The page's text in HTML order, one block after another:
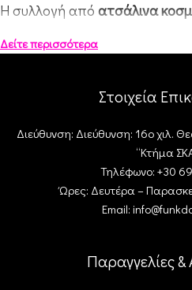
Η συλλογή από ατσάλινα
χωρίς περιορισμούς. Το
και παραμένει εντυπωσιακό,
κομμάτια μας γίνονται το
στιλάτο στοιχείο της
Ατσάλινα Σκουλαρίκια
με μοντέρνες λεπτομέρειες,
Δείτε περισσότερα
Στοιχεία
Διεύθυνση: Διεύθυνση: 16ο χιλ.
“Κτήμα
Τηλέφωνο: +30
Ώρες: Δευτέρα –
Email:
Παραγγελίες